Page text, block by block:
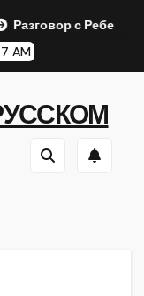
с Ребе
AM